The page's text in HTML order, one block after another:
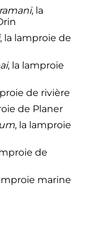
, la
, la lamproie de
, la lamproie
de rivière
de Planer
, la lamproie
de
marine